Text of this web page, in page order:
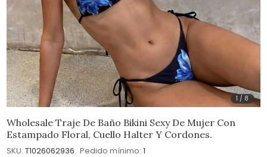
1 / 8
Wholesale Traje De Baño Bikini Sexy De Mujer Con
Estampado Floral, Cuello Halter Y Cordones.
SKU: T1026062936 Pedido mínimo: 1